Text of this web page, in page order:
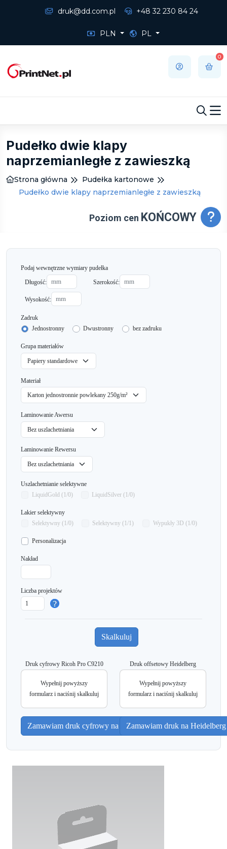
druk@dd.com.pl +48 32 230 84 24
PLN PL
0
Pudełko dwie klapy
naprzemianległe z zawieszką
Strona główna
Pudełka kartonowe
Pudełko dwie klapy naprzemianległe z zawieszką
Poziom cen KOŃCOWY
Podaj wewnętrzne wymiary pudełka
Długość:
Szerokość:
Wysokość:
Zadruk
Jednostronny
Dwustronny bez zadruku
Grupa materiałów
Materiał
Laminowanie Awersu
Laminowanie Rewersu
Uszlachetnianie selektywne
LiquidGold (1/0)
LiquidSilver (1/0)
Lakier selektywny
Selektywny (1/0)
Selektywny (1/1) Wypukły 3D (1/0)
Personalizacja
Nakład
Liczba projektów
Druk cyfrowy Ricoh Pro C9210
Wypełnij powyższy
formularz i naciśnij skalkuluj
Druk offsetowy Heidelberg
Wypełnij powyższy
formularz i naciśnij skalkuluj